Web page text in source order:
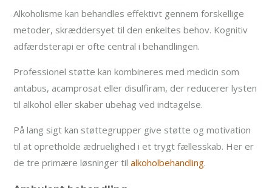
Alkoholisme kan behandles effektivt gennem forskellige
metoder, skræddersyet til den enkeltes behov. Kognitiv
adfærdsterapi er ofte central i behandlingen.
Professionel støtte kan kombineres med medicin som
antabus, acamprosat eller disulfiram, der reducerer lysten
til alkohol eller skaber ubehag ved indtagelse.
På lang sigt kan støttegrupper give støtte og motivation
til at opretholde ædruelighed i et trygt fællesskab. Her er
de tre primære løsninger til alkoholbehandling.